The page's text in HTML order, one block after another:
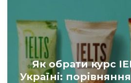
Як обрати курс
Україні: